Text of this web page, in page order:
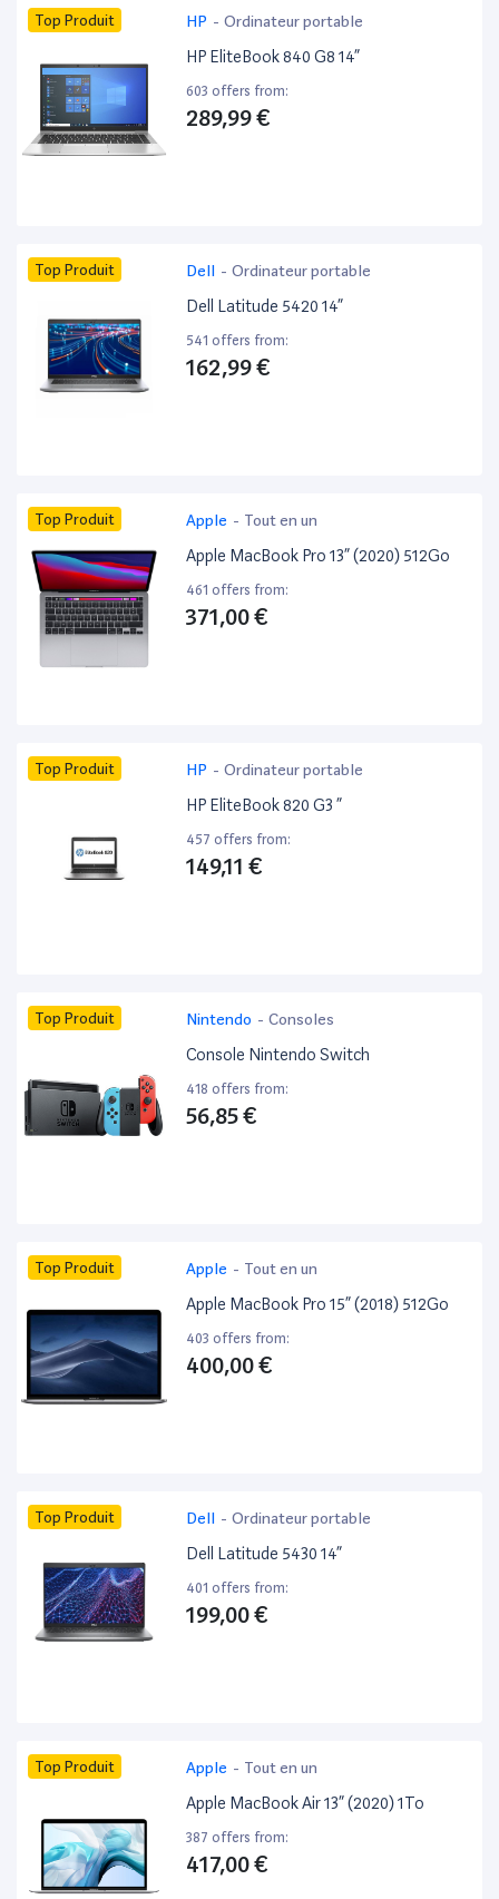
Top Produit HP - Ordinateur portable
HP EliteBook 840 G8 14”
603 offers from:
289,99 €
Top Produit Dell - Ordinateur portable
Dell Latitude 5420 14”
541 offers from:
162,99 €
Top Produit Apple - Tout en un
Apple MacBook Pro 13” (2020) 512Go
461 offers from:
371,00 €
Top Produit HP - Ordinateur portable
HP EliteBook 820 G3 ”
457 offers from:
149,11 €
Top Produit Nintendo - Consoles
Console Nintendo Switch
418 offers from:
56,85 €
Top Produit Apple - Tout en un
Apple MacBook Pro 15” (2018) 512Go
403 offers from:
400,00 €
Top Produit Dell - Ordinateur portable
Dell Latitude 5430 14”
401 offers from:
199,00 €
Top Produit Apple - Tout en un
Apple MacBook Air 13” (2020) 1To
387 offers from:
417,00 €